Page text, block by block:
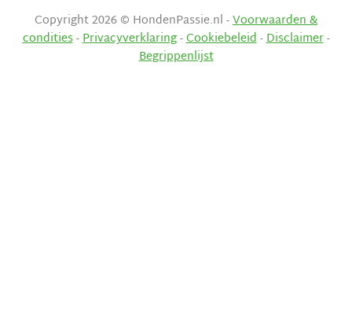
Copyright 2026 © HondenPassie.nl -Voorwaarden &
condities-Privacyverklaring-Cookiebeleid-Disclaimer-
Begrippenlijst